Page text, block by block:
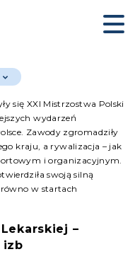
się XXI Mistrzostwa Polski
wydarzeń
Zawody zgromadziły
kraju, a rywalizacja – jak
i organizacyjnym.
swoją silną
w startach
–
izb